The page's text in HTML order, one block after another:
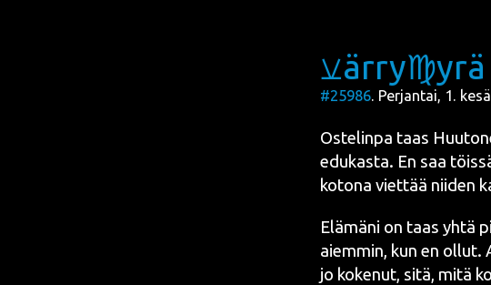
⚺ärry♍yrä
#25986. Perjantai, 1.
Oste­lin­pa taas
edu­kas­ta. En saa
koto­na viet­tää nii­den
Elä­mä­ni on taas yhtä
aiem­min, kun en ollut.
jo koke­nut, sitä, mitä